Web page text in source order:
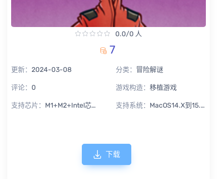
0.0/0 人
7
更新： 2024-03-08 分类： 冒险解谜
评论： 0 游戏构造： 移植游戏
支持芯片： M1+M2+Intel芯片通用 支持系统： MacOS14.X到15.X Sequoia
下载